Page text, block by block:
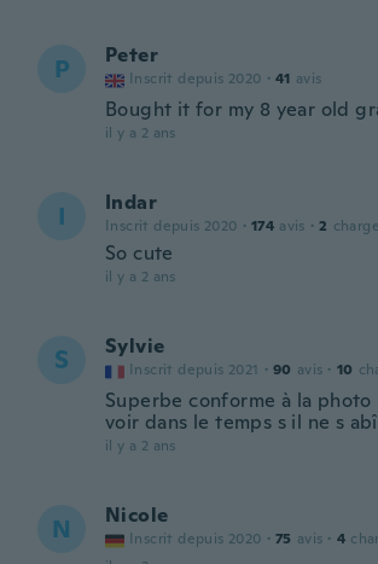
P Peter
Inscrit depuis 2020 · 41 avis
Bought it for my 8 year old
il y a 2 ans
I Indar
Inscrit depuis 2020 · 174 avis · 2
So cute
il y a 2 ans
S Sylvie
Inscrit depuis 2021 · 90 avis · 10
Superbe conforme à la photo
voir dans le temps s il ne s
il y a 2 ans
N Nicole
Inscrit depuis 2020 · 75 avis · 4